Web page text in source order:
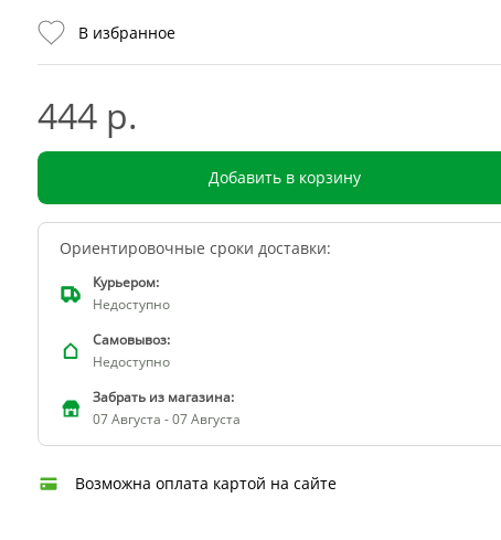
В избранное
444 р.
Добавить в корзину
Ориентировочные сроки доставки:
Курьером:
Недоступно
Самовывоз:
Недоступно
Забрать из магазина:
07 Августа - 07 Августа
Возможна оплата картой на сайте